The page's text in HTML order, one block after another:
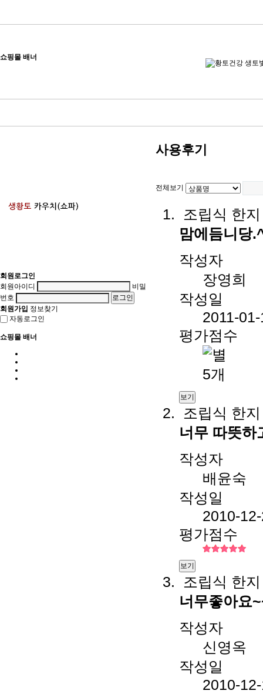
쇼핑몰 배너
회원로그인
회원아이디
비밀
번호
회원가입 정보찾기
자동로그인
쇼핑몰 배너
사용후기
전체보기
조립식 한
맘에듬니당
작성자
장영희
작성일
2011-
평가점수
보기
조립식 한
너무 따뜻하
작성자
배윤숙
작성일
2010-
평가점수
보기
조립식 한
너무좋아요
작성자
신영옥
작성일
2010-